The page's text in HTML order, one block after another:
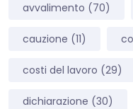
avvalimento (70)
cauzione (11)
costi del lavoro (29)
dichiarazione (30)